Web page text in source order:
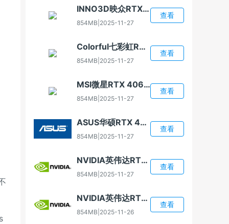
INNO3D映众RTX 4060显卡驱动
854MB 2025-11-27
查看
Colorful七彩虹RTX 4060显卡驱动
854MB 2025-11-27
查看
MSI微星RTX 4060显卡驱动
854MB 2025-11-27
查看
ASUS华硕RTX 4060显卡驱动
854MB 2025-11-27
查看
NVIDIA英伟达RTX 4080 Super显卡驱动
854MB 2025-11-27
查看
NVIDIA英伟达RTX 4070显卡驱动
854MB 2025-11-26
查看